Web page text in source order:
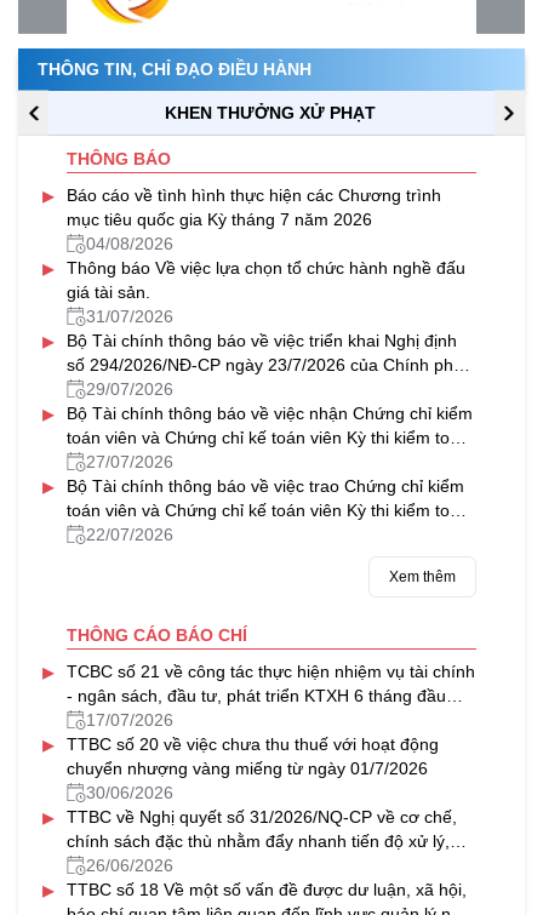
THÔNG TIN, CHỈ ĐẠO ĐIỀU HÀNH
KHEN THƯỞNG XỬ PHẠT
THÔNG BÁO
▸
Báo cáo về tình hình thực hiện các Chương trình
mục tiêu quốc gia Kỳ tháng 7 năm 2026
04/08/2026
▸
Thông báo Về việc lựa chọn tổ chức hành nghề đấu
giá tài sản.
31/07/2026
▸
Bộ Tài chính thông báo về việc triển khai Nghị định
số 294/2026/NĐ-CP ngày 23/7/2026 của Chính phủ
về tổ hợp tác
29/07/2026
▸
Bộ Tài chính thông báo về việc nhận Chứng chỉ kiểm
toán viên và Chứng chỉ kế toán viên Kỳ thi kiểm toán
viên, kế toán viên năm 2025
27/07/2026
▸
Bộ Tài chính thông báo về việc trao Chứng chỉ kiểm
toán viên và Chứng chỉ kế toán viên Kỳ thi kiểm toán
viên, kế toán viên năm 2025
22/07/2026
Xem thêm
THÔNG CÁO BÁO CHÍ
▸
TCBC số 21 về công tác thực hiện nhiệm vụ tài chính
- ngân sách, đầu tư, phát triển KTXH 6 tháng đầu
năm, triển khai nhiệm vụ 6 tháng cuối năm 2026
17/07/2026
▸
TTBC số 20 về việc chưa thu thuế với hoạt động
chuyển nhượng vàng miếng từ ngày 01/7/2026
30/06/2026
▸
TTBC về Nghị quyết số 31/2026/NQ-CP về cơ chế,
chính sách đặc thù nhằm đẩy nhanh tiến độ xử lý,
khai thác nhà, đất dôi dư sau sắp xếp tổ chức bộ
máy và đơn vị hành chính
26/06/2026
▸
TTBC số 18 Về một số vấn đề được dư luận, xã hội,